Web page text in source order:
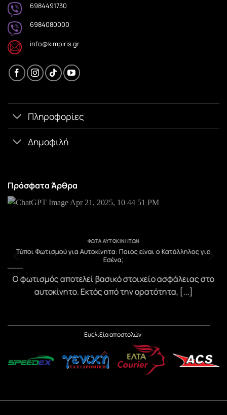
6984491730
6984080000
info@kimpiris.gr
Πληροφορίες
Δημοφιλή
Πρόσφατα Άρθρα
ΦΏΤΑ ΑΥΤΟΚΙΝΉΤΩΝ
Τύποι Φωτισμού για Αυτοκίνητα: Ποιος είναι ο Κατάλληλος για
Εσένα;
Ο φωτισμός αποτελεί βασικό στοιχείο ασφάλειας στο
αυτοκίνητο. Εκτός από την ορατότητα, [...]
Ευελιξία αποστολών: